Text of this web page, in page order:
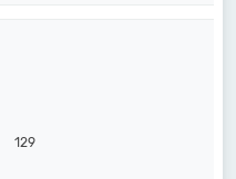
129